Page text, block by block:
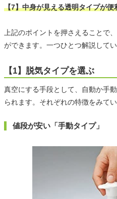
【7】中身が見える透明タイプが便
上記のポイントを押さえることで
ができます。一つひとつ解説してい
【1】脱気タイプを選ぶ
真空にする手段として、自動か手
られます。それぞれの特徴をみてい
値段が安い「手動タイプ」